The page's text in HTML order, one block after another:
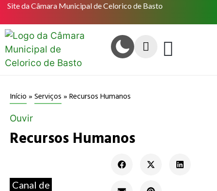
Site da Câmara Municipal de Celorico de Basto
Início»Serviços»Recursos Humanos
Ouvir
Recursos Humanos
Canal de